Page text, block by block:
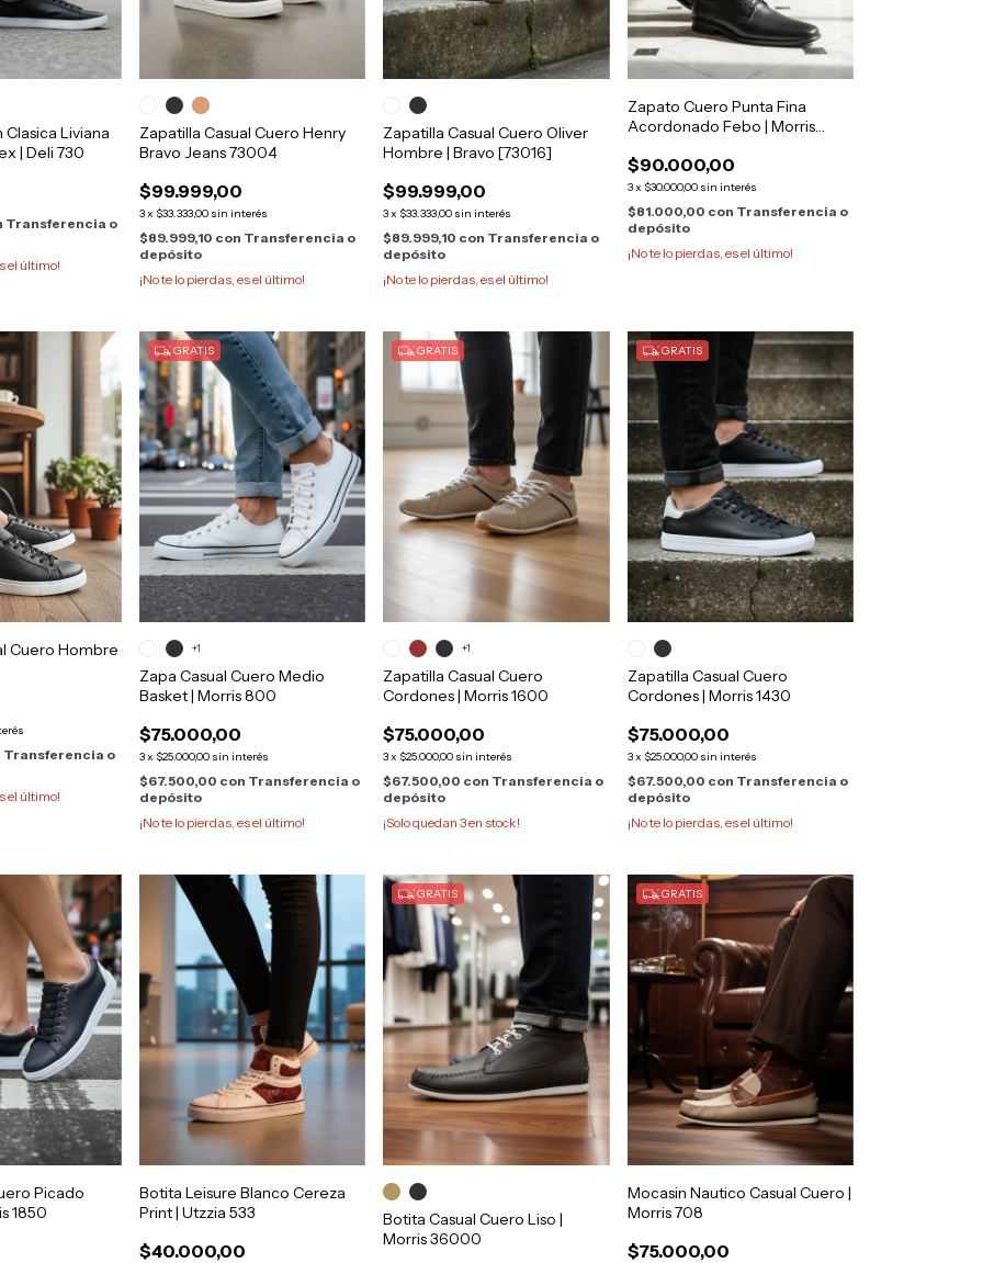
Liviana
| Deli 730
Transferencia o
el último!
Zapatilla Casual Cuero Henry
Bravo Jeans 73004
$99.999,00
3x $33.333,00 sin interés
$89.999,10 con Transferencia o
depósito
¡No te lo pierdas, es el último!
Zapatilla Casual Cuero Oliver
Hombre | Bravo [73016]
$99.999,00
3x $33.333,00 sin interés
$89.999,10 con Transferencia o
depósito
¡No te lo pierdas, es el último!
Zapato Cuero Punta Fina
Acordonado Febo | Morris
$90.000,00
3x $30.000,00 sin interés
$81.000,00 con Transferencia o
depósito
¡No te lo pierdas, es el último!
Cuero Hombre
Transferencia o
el último!
GRATIS
Zapa Casual Cuero Medio
Basket | Morris 800
$75.000,00
3x $25.000,00 sin interés
$67.500,00 con Transferencia o
depósito
¡No te lo pierdas, es el último!
+1
GRATIS
Zapatilla Casual Cuero
Cordones | Morris 1600
$75.000,00
3x $25.000,00 sin interés
$67.500,00 con Transferencia o
depósito
¡Solo quedan3en stock!
+1
GRATIS
Zapatilla Casual Cuero
Cordones | Morris 1430
$75.000,00
3x $25.000,00 sin interés
$67.500,00 con Transferencia o
depósito
¡No te lo pierdas, es el último!
Picado
1850
Botita Leisure Blanco Cereza
Print | Utzzia 533
$40.000,00
GRATIS
Botita Casual Cuero Liso |
Morris 36000
GRATIS
Mocasin Nautico Casual Cuero |
Morris 708
$75.000,00